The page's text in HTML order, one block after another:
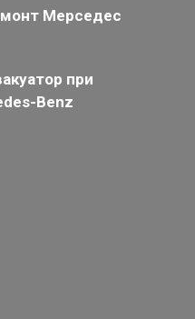
Мерседес
при
Benz